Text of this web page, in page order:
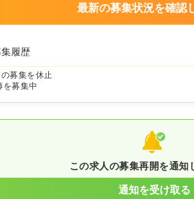
最新の募集状況を確認
履歴
募集を休止
を募集中
この求人の募集再開を通知
通知を受け取る